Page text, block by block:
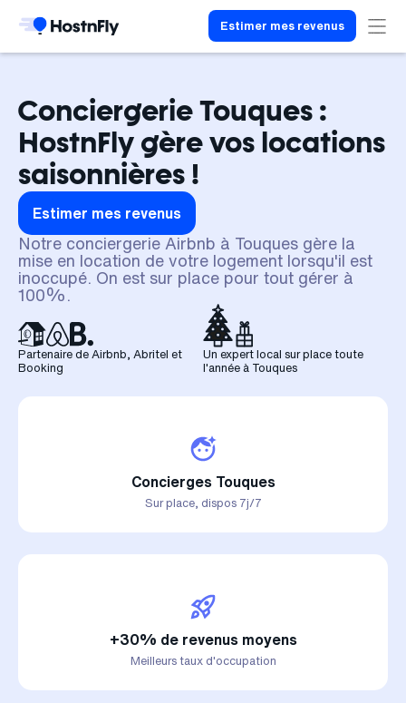
Estimer mes revenus
Conciergerie Touques :
HostnFly gère vos locations
saisonnières !
Estimer mes revenus
Notre conciergerie Airbnb à Touques gère la
mise en location de votre logement lorsqu'il est
inoccupé. On est sur place pour tout gérer à
100%.
Partenaire de Airbnb, Abritel et
Booking
Un expert local sur place toute
l'année à Touques
Concierges Touques
Sur place, dispos 7j/7
+30% de revenus moyens
Meilleurs taux d'occupation